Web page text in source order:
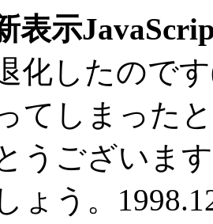
表示
化したので
てしまった
うございま
ょう。